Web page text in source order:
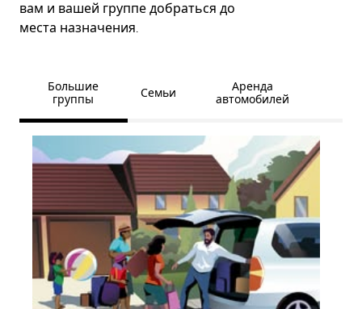
вам и вашей группе добраться до
места назначения.
Большие
группы
Семьи
Аренда
автомобилей